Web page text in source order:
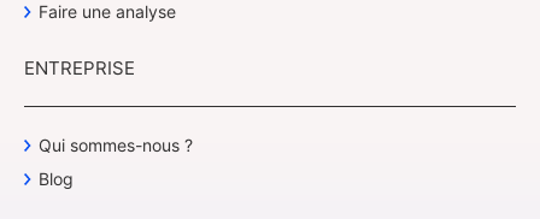
Faire une analyse
ENTREPRISE
Qui sommes-nous ?
Blog